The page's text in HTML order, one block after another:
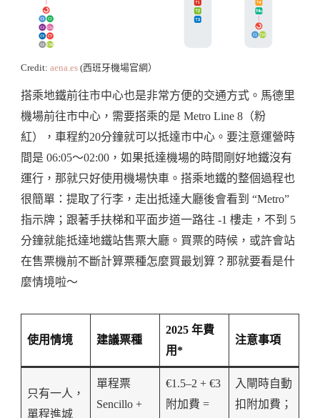
Credit: aena.es (西班牙機場官網）
搭乘地鐵前往市中心也是非常方便的交通方式。馬德里
機場前往市中心，需要搭乘的是 Metro Line 8（粉
紅），車程約20分鐘就可以抵達市中心。要注意運營時
間是 06:05～02:00，如果抵達機場的時間剛好地鐵沒有
運行，那就只好使用機場快車。搭乘地鐵的整個過程也
很簡單：提取了行李，走出抵達大廳後會看到 “Metro”
指示牌；跟著手扶梯和平面步道一路往 -1 樓走，不到 5
分鐘就能抵達地鐵站售票大廳。買票的時候，或許會站
在售票機前不斷計算票種怎麼買最划算？那就要看是什
麼情境啦～
使用情境 建議票種
2025 年費
用*
注意事項
只有一人，
單程進城
單程票
Sencillo +
€1.5–2 + €3
附加費 =
入閘時自動
扣附加費；